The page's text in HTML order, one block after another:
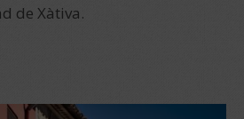
de Xàtiva.